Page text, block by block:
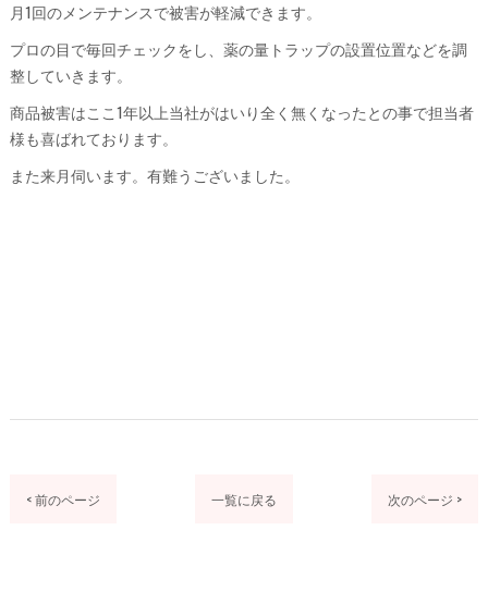
月1回のメンテナンスで被害が軽減できます。
プロの目で毎回チェックをし、薬の量トラップの設置位置などを調
整していきます。
商品被害はここ1年以上当社がはいり全く無くなったとの事で担当者
様も喜ばれております。
また来月伺います。有難うございました。
< 前のページ 一覧に戻る 次のページ >